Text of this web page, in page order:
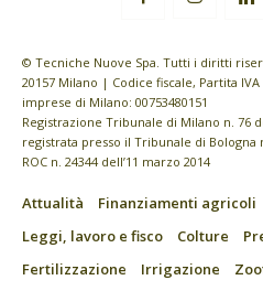
© Tecniche Nuove Spa. Tutti i diritti
20157 Milano | Codice fiscale, Partita
imprese di Milano: 00753480151
Registrazione Tribunale di Milano n. 76
registrata presso il Tribunale di Bologna
ROC n. 24344 dell’11 marzo 2014
Attualità Finanziamenti agricoli
Leggi, lavoro e fisco
Colture
Fertilizzazione
Irrigazione